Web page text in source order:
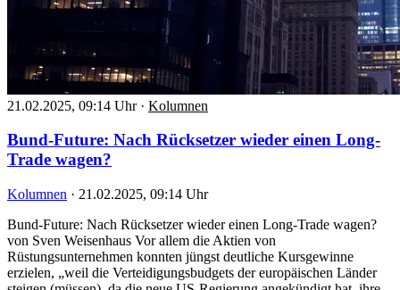
21.02.2025, 09:14 Uhr · Kolumnen
Bund-Future: Nach Rücksetzer wieder einen Long-
Trade wagen?
Kolumnen · 21.02.2025, 09:14 Uhr
Bund-Future: Nach Rücksetzer wieder einen Long-Trade wagen?
von Sven Weisenhaus Vor allem die Aktien von
Rüstungsunternehmen konnten jüngst deutliche Kursgewinne
erzielen, „weil die Verteidigungsbudgets der europäischen Länder